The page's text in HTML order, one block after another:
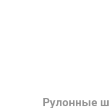
Рулонные